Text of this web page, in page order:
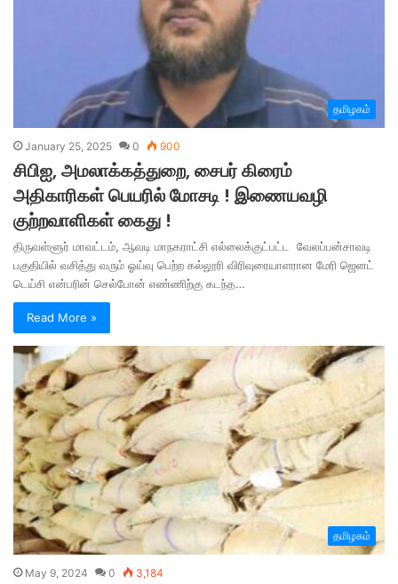
தமிழகம்
January 25, 2025 0 900
சிபிஐ, அமலாக்கத்துறை, சைபர் கிரைம்
அதிகாரிகள் பெயரில் மோசடி ! இணையவழி
குற்றவாளிகள் கைது !
திருவள்ளூர் மாவட்டம், ஆவடி மாநகராட்சி எல்லைக்குட்பட்ட வேலப்பன்சாவடி
பகுதியில் வசித்து வரும் ஓய்வு பெற்ற கல்லூரி விரிவுரையாளரான மேரி ஜெனட்
டெய்சி என்பரின் செல்போன் எண்ணிற்கு கடந்த…
Read More »
தமிழகம்
May 9, 2024 0 3,184